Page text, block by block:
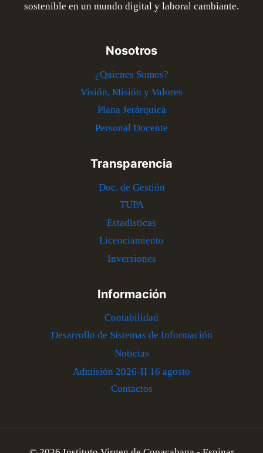
sostenible en un mundo digital y laboral cambiante.
Nosotros
¿Quienes Somos?
Visión, Misión y Valores
Plana Jerárquica
Personal Docente
Transparencia
Doc. de Gestión
TUPA
Estadísticas
Licenciamiento
Inversiones
Información
Contabilidad
Desarrollo de Sistemas de Información
Noticias
Admisión 2026-II 16 agosto
Contactos